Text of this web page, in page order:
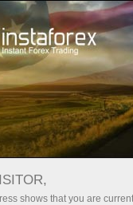
Para Traders
shows that you are